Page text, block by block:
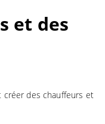
et des
créer des chauffeurs et